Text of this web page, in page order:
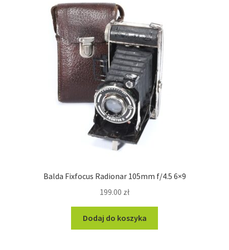
Balda Fixfocus Radionar 105mm f/4.5 6×9
199.00 zł
Dodaj do koszyka